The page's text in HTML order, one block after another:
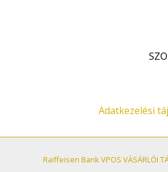
Adatkezelési
Raiffeisen Bank VPOS VÁSÁRLÓI